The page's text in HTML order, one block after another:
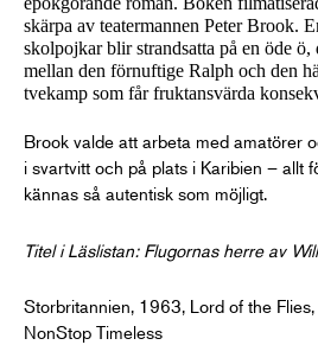
skärpa av teatermannen Peter Brook.
skolpojkar blir strandsatta på en öde
mellan den förnuftige Ralph och den
tvekamp som får fruktansvärda
Brook valde att arbeta med amatörer
i svartvitt och på plats i Karibien – allt
kännas så autentisk som möjligt.
Titel i Läslistan: Flugornas herre av
Storbritannien, 1963, Lord of the
NonStop Timeless